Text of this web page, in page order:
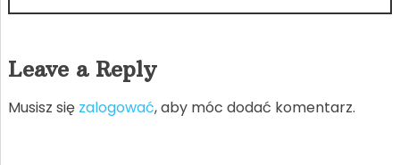
Leave a Reply
Musisz się zalogować, aby móc dodać komentarz.